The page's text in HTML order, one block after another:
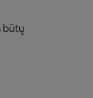
būtų